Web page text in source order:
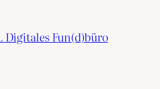
Digitales Fun(d)büro